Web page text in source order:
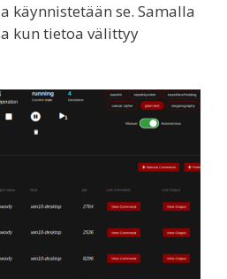
käynnistetään se. Samalla
kun tietoa välittyy